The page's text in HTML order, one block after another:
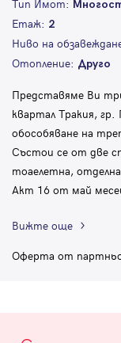
Тип Имот:
Етаж: 2
Ниво на
Отопление: Друго
Представяме Ви
квартал Тракия,
обособяване на
Състои се от две
тоаелетна,
Акт 16 от май
Вижте още
Оферта от